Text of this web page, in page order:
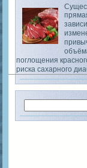
поглощения
риска сахарного